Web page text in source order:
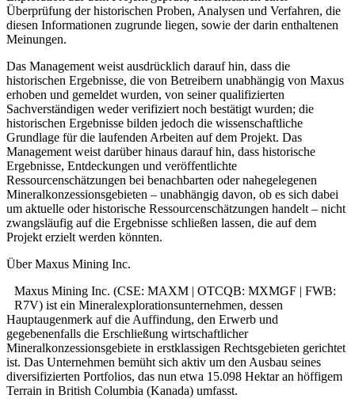
Überprüfung der historischen Proben, Analysen und Verfahren, die
diesen Informationen zugrunde liegen, sowie der darin enthaltenen
Meinungen.
Das Management weist ausdrücklich darauf hin, dass die
historischen Ergebnisse, die von Betreibern unabhängig von Maxus
erhoben und gemeldet wurden, von seiner qualifizierten
Sachverständigen weder verifiziert noch bestätigt wurden; die
historischen Ergebnisse bilden jedoch die wissenschaftliche
Grundlage für die laufenden Arbeiten auf dem Projekt. Das
Management weist darüber hinaus darauf hin, dass historische
Ergebnisse, Entdeckungen und veröffentlichte
Ressourcenschätzungen bei benachbarten oder nahegelegenen
Mineralkonzessionsgebieten – unabhängig davon, ob es sich dabei
um aktuelle oder historische Ressourcenschätzungen handelt – nicht
zwangsläufig auf die Ergebnisse schließen lassen, die auf dem
Projekt erzielt werden könnten.
Über Maxus Mining Inc.
Maxus Mining Inc. (CSE: MAXM | OTCQB: MXMGF | FWB:
R7V) ist ein Mineralexplorationsunternehmen, dessen
Hauptaugenmerk auf die Auffindung, den Erwerb und
gegebenenfalls die Erschließung wirtschaftlicher
Mineralkonzessionsgebiete in erstklassigen Rechtsgebieten gerichtet
ist. Das Unternehmen bemüht sich aktiv um den Ausbau seines
diversifizierten Portfolios, das nun etwa 15.098 Hektar an höffigem
Terrain in British Columbia (Kanada) umfasst.